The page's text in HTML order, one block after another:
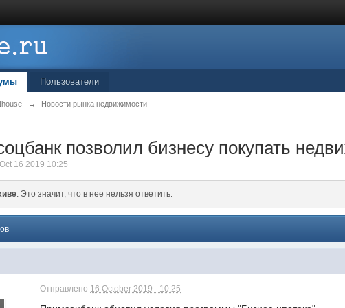
Пользователи
→ Новости рынка недвижимости
позволил бизнесу покупать
Oct 16 2019 10:25
. Это значит, что в нее нельзя ответить.
Отправлено 16 October 2019 - 10:25